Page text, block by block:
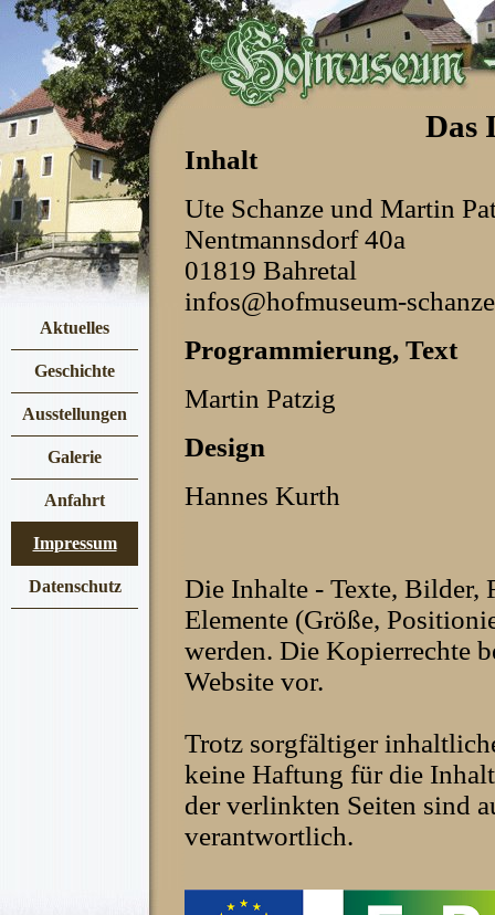
Aktuelles
Geschichte
Ausstellungen
Galerie
Anfahrt
Impressum
Datenschutz
Das
Inhalt
Ute Schanze und Martin
Nentmannsdorf 40a
01819 Bahretal
infos@hofmuseum-
Programmierung, Text
Martin Patzig
Design
Hannes Kurth
Die Inhalte - Texte, Bilder,
Elemente (Größe,
werden. Die Kopierrechte
Website vor.
Trotz sorgfältiger
keine Haftung für die
der verlinkten Seiten sind
verantwortlich.